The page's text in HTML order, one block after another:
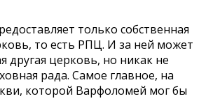
только собственная
то есть РПЦ. И за ней может
другая церковь, но никак не
рада. Самое главное, на
которой Варфоломей мог бы